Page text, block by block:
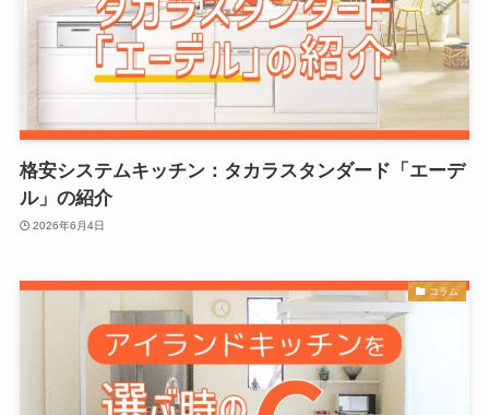
格安システムキッチン：タカラスタンダード「エーデ
ル」の紹介
2026年6月4日
コラム